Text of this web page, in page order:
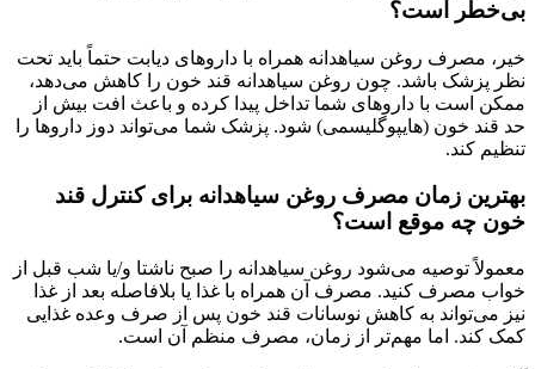
بی‌خطر است؟
خیر، مصرف روغن سیاهدانه همراه با داروهای دیابت حتماً باید تحت
نظر پزشک باشد. چون روغن سیاهدانه قند خون را کاهش می‌دهد،
ممکن است با داروهای شما تداخل پیدا کرده و باعث افت بیش از
حد قند خون (هایپوگلیسمی) شود. پزشک شما می‌تواند دوز داروها را
تنظیم کند.
بهترین زمان مصرف روغن سیاهدانه برای کنترل قند
خون چه موقع است؟
معمولاً توصیه می‌شود روغن سیاهدانه را صبح ناشتا و/یا شب قبل از
خواب مصرف کنید. مصرف آن همراه با غذا یا بلافاصله بعد از غذا
نیز می‌تواند به کاهش نوسانات قند خون پس از صرف وعده غذایی
کمک کند. اما مهم‌تر از زمان، مصرف منظم آن است.